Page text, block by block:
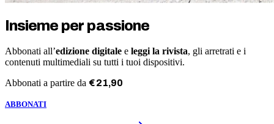
Insieme per passione
Abbonati all’edizione digitale e leggi la rivista, gli arretrati e i
contenuti multimediali su tutti i tuoi dispositivi.
Abbonati a partire da €21,90
ABBONATI